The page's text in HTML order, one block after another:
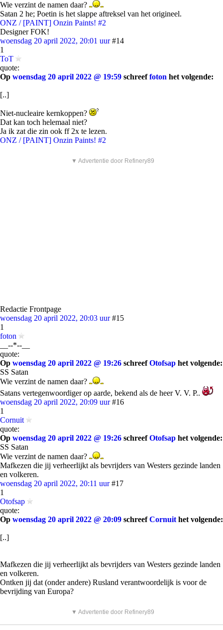
Wie verzint de namen daar?
Satan 2 he; Poetin is het slappe aftreksel van het origineel.
ONZ / [PAINT] Onzin Paints! #2
Designer FOK!
woensdag 20 april 2022, 20:01 uur #14
1
ToT
quote:
Op woensdag 20 april 2022 @ 19:59 schreeffoton het volgende:
[..]
Niet-nucleaire kernkoppen?
Dat kan toch helemaal niet?
Ja ik zat die zin ook ff 2x te lezen.
ONZ / [PAINT] Onzin Paints! #2
▼ Advertentie door Refinery89
Redactie Frontpage
woensdag 20 april 2022, 20:03 uur #15
1
foton
__--*--__
quote:
Op woensdag 20 april 2022 @ 19:26 schreefOtofsap het volgende:
SS Satan
Wie verzint de namen daar?
Satans vertegenwoordiger op aarde, bekend als de heer V. V. P..
woensdag 20 april 2022, 20:09 uur #16
1
Cornuit
quote:
Op woensdag 20 april 2022 @ 19:26 schreefOtofsap het volgende:
SS Satan
Wie verzint de namen daar?
Mafkezen die jij verheerlijkt als bevrijders van Westers gezinde landen
en volkeren.
woensdag 20 april 2022, 20:11 uur #17
1
Otofsap
quote:
Op woensdag 20 april 2022 @ 20:09 schreefCornuit het volgende:
[..]
Mafkezen die jij verheerlijkt als bevrijders van Westers gezinde landen
en volkeren.
Ontken jij dat (onder andere) Rusland verantwoordelijk is voor de
bevrijding van Europa?
▼ Advertentie door Refinery89